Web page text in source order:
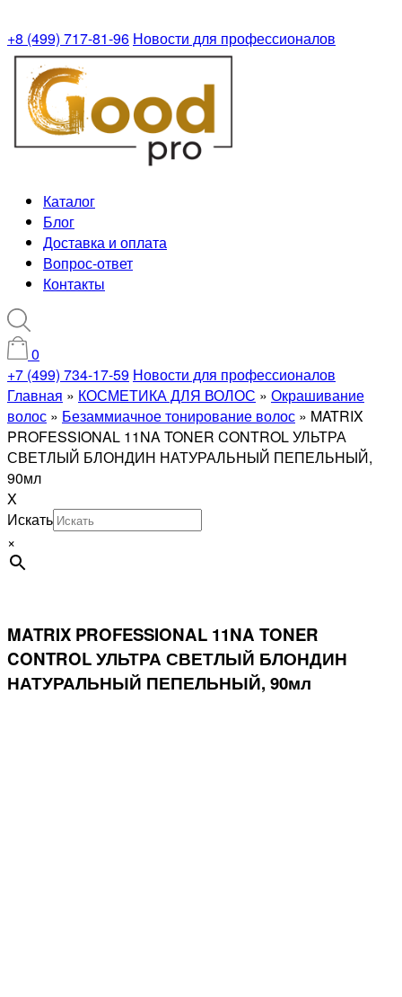
+8 (499) 717-81-96 Новости для профессионалов
Каталог
Блог
Доставка и оплата
Вопрос-ответ
Контакты
0
+7 (499) 734-17-59 Новости для профессионалов
Главная » КОСМЕТИКА ДЛЯ ВОЛОС » Окрашивание
волос » Безаммиачное тонирование волос » MATRIX
PROFESSIONAL 11NA TONER CONTROL УЛЬТРА
СВЕТЛЫЙ БЛОНДИН НАТУРАЛЬНЫЙ ПЕПЕЛЬНЫЙ,
90мл
X
Искать
×
MATRIX PROFESSIONAL 11NA TONER
CONTROL УЛЬТРА СВЕТЛЫЙ БЛОНДИН
НАТУРАЛЬНЫЙ ПЕПЕЛЬНЫЙ, 90мл